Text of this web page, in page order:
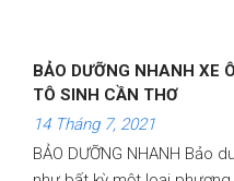
BẢO DƯỠNG NHANH XE
TÔ SINH CẦN THƠ
14 Tháng 7, 2021
BẢO DƯỠNG NHANH Bảo